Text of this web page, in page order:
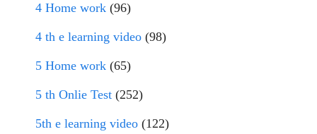
4 Home work (96)
4 th e learning video (98)
5 Home work (65)
5 th Onlie Test (252)
5th e learning video (122)